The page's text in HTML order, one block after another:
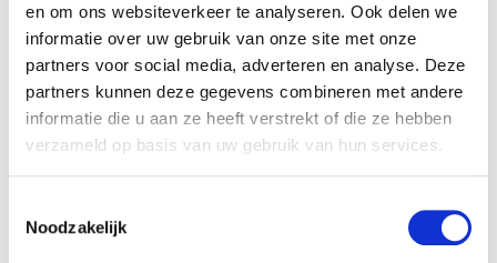
en om ons websiteverkeer te analyseren. Ook delen we
informatie over uw gebruik van onze site met onze
partners voor social media, adverteren en analyse. Deze
partners kunnen deze gegevens combineren met andere
informatie die u aan ze heeft verstrekt of die ze hebben
verzameld op basis van uw gebruik van hun services.
Noodzakelijk
Beschikbaar in deze winkels
Aarschot
Louvain-la-Neuve